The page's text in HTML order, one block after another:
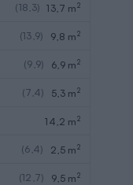
(18,3) 13,7 m2
(13,9) 9,8 m2
(9,9) 6,9 m2
(7,4) 5,3 m2
14,2 m2
(6,4) 2,5 m2
(12,7) 9,5 m2